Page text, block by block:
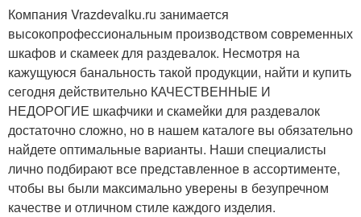
Компания Vrazdevalku.ru занимается
высокопрофессиональным производством современных
шкафов и скамеек для раздевалок. Несмотря на
кажущуюся банальность такой продукции, найти и купить
сегодня действительно КАЧЕСТВЕННЫЕ И
НЕДОРОГИЕ шкафчики и скамейки для раздевалок
достаточно сложно, но в нашем каталоге вы обязательно
найдете оптимальные варианты. Наши специалисты
лично подбирают все представленное в ассортименте,
чтобы вы были максимально уверены в безупречном
качестве и отличном стиле каждого изделия.